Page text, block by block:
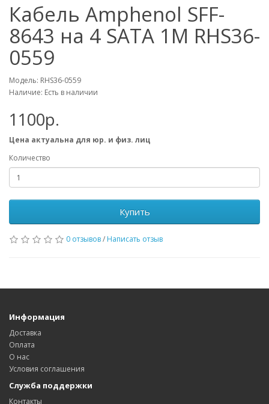
Кабель Amphenol SFF-
8643 на 4 SATA 1M RHS36-
0559
Модель: RHS36-0559
Наличие: Есть в наличии
1100р.
Цена актуальна для юр. и физ. лиц
Количество
Купить
0 отзывов/ Написать отзыв
Информация
Доставка
Оплата
О нас
Условия соглашения
Служба поддержки
Контакты